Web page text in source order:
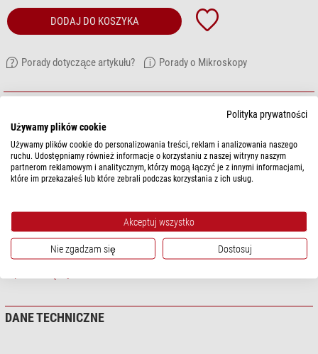
DODAJ DO KOSZYKA
Porady dotyczące artykułu? Porady o Mikroskopy
Preparaty mikroskopowe
Podstawowym elementem systemu są cztery serie preparatów
mikroskopowych A, B, C i D. Serie są uporządkowane systematycznie i
skomponowane w taki sposób, że jedna opiera się na poprzedniej i stanowi
starannie wybrany i sprawdzony pod kątem wartości dydaktycznej. Przy
wyborze preparatów preferowano te, które są typowe dla danej grupy
zwierząt lub roślin. Materiał jest obszerny, dzięki czemu nauczyciel może
wybierać i urozmaicać zajęcia. Preparaty mikroskopowe LIEDER są
produkowane w naszych laboratoriach pod kierownictwem naukowym. Są
techniki preparacji. Preparaty mikroskopowe są wykonywane przez
doświadczonych specjalistów, a technika cięcia i grubość przekrojów są
DANE TECHNICZNE
Polityka prywatności
Używamy plików cookie
Używamy plików cookie do personalizowania treści, reklam i analizowania naszego
ruchu. Udostępniamy również informacje o korzystaniu z naszej witryny naszym
partnerom reklamowym i analitycznym, którzy mogą łączyć je z innymi informacjami,
które im przekazałeś lub które zebrali podczas korzystania z ich usług.
Akceptuj wszystko
Nie zgadzam się Dostosuj